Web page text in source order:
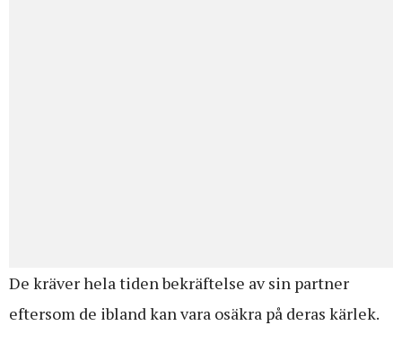
De kräver hela tiden bekräftelse av sin partner
eftersom de ibland kan vara osäkra på deras kärlek.